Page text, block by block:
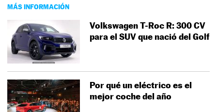
MÁS INFORMACIÓN
Volkswagen T-Roc R: 300 CV
para el SUV que nació del Golf
Por qué un eléctrico es el
mejor coche del año